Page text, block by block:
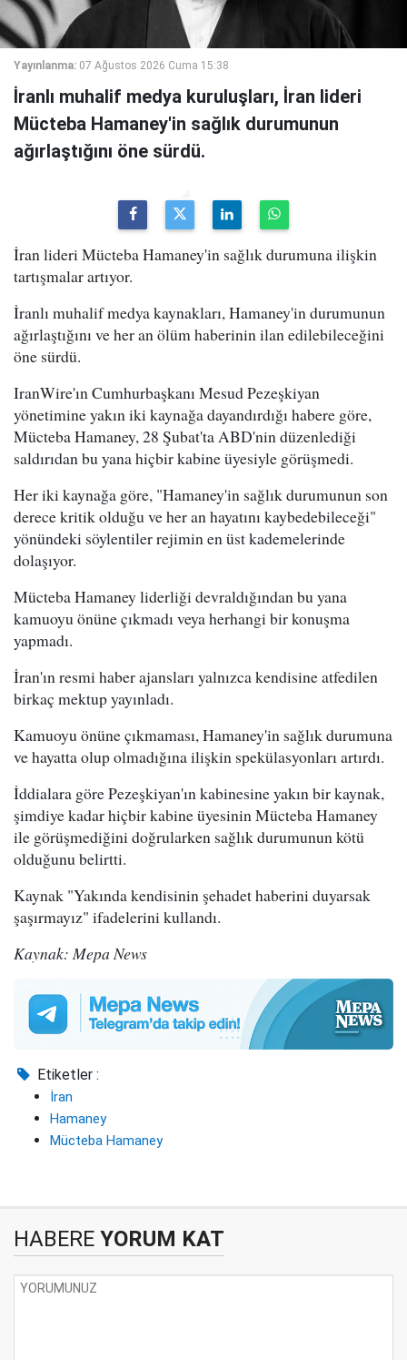
Yayınlanma: 07 Ağustos 2026 Cuma 15:38
İranlı muhalif medya kuruluşları, İran lideri
Mücteba Hamaney'in sağlık durumunun
ağırlaştığını öne sürdü.
İran lideri Mücteba Hamaney'in sağlık durumuna ilişkin
tartışmalar artıyor.
İranlı muhalif medya kaynakları, Hamaney'in durumunun
ağırlaştığını ve her an ölüm haberinin ilan edilebileceğini
öne sürdü.
IranWire'ın Cumhurbaşkanı Mesud Pezeşkiyan
yönetimine yakın iki kaynağa dayandırdığı habere göre,
Mücteba Hamaney, 28 Şubat'ta ABD'nin düzenlediği
saldırıdan bu yana hiçbir kabine üyesiyle görüşmedi.
Her iki kaynağa göre, "Hamaney'in sağlık durumunun son
derece kritik olduğu ve her an hayatını kaybedebileceği"
yönündeki söylentiler rejimin en üst kademelerinde
dolaşıyor.
Mücteba Hamaney liderliği devraldığından bu yana
kamuoyu önüne çıkmadı veya herhangi bir konuşma
yapmadı.
İran'ın resmi haber ajansları yalnızca kendisine atfedilen
birkaç mektup yayınladı.
Kamuoyu önüne çıkmaması, Hamaney'in sağlık durumuna
ve hayatta olup olmadığına ilişkin spekülasyonları artırdı.
İddialara göre Pezeşkiyan'ın kabinesine yakın bir kaynak,
şimdiye kadar hiçbir kabine üyesinin Mücteba Hamaney
ile görüşmediğini doğrularken sağlık durumunun kötü
olduğunu belirtti.
Kaynak "Yakında kendisinin şehadet haberini duyarsak
şaşırmayız" ifadelerini kullandı.
Kaynak: Mepa News
Etiketler :
İran
Hamaney
Mücteba Hamaney
HABERE YORUM KAT